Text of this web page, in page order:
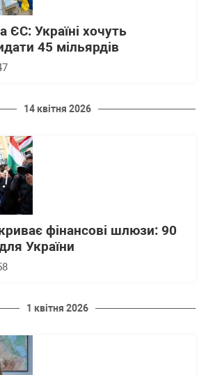
ЄС: Україні хочуть
45 мільярдів
14 квітня 2026
фінансові шлюзи: 90
України
1 квітня 2026